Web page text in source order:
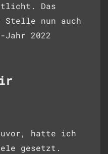
Das
Stelle nun auch
Jahr 2022
hatte ich
gesetzt.